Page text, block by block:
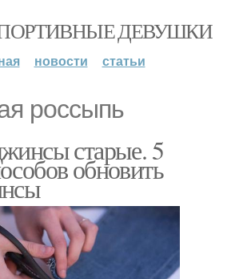
СПОРТИВНЫЕ ДЕВУШКИ
новости статьи
россыпь
старые. 5
обновить